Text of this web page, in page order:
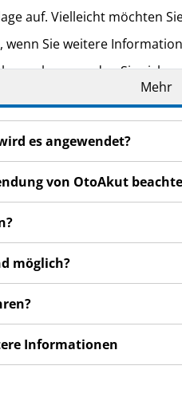
auf. Vielleicht möchten
wenn Sie weitere
wenden Sie sich
dieser Packungsbeilage
nicht besser oder gar
Mehr
es angewendet?
von OtoAkut
möglich?
Informationen